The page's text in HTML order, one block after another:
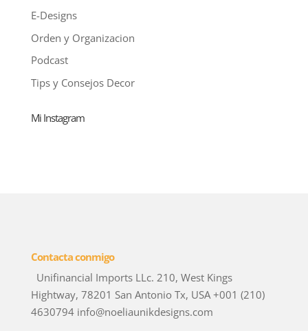
E-Designs
Orden y Organizacion
Podcast
Tips y Consejos Decor
Mi Instagram
Contacta conmigo
Unifinancial Imports LLc. 210, West Kings
Hightway, 78201 San Antonio Tx, USA +001 (210)
4630794 info@noeliaunikdesigns.com